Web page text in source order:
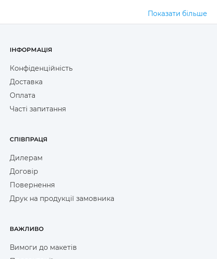
позитивне ставлення до вашого бренду
Широке охоплення— одне горнятко
Економічність
значно нижча за традиційну рекламу
брендування в ENEY
500 мл. Особливою популярністю користуються:
підходять для офісного використання. Строгий
відмінним вибором для корпоративних
подарунків.
Дизайнерські горнятка
soft-touch, двоколірна VIOLA, матова SELENA
Термопосуд
стінками зберігає температуру напою довше, що
особливо цінують любителі гарячої кави.
Показати більше
ІНФОРМАЦІЯ
Конфіденційність
Доставка
Оплата
Часті запитання
СПІВПРАЦЯ
Дилерам
Договір
Повернення
Друк на продукції замовника
ВАЖЛИВО
Вимоги до макетів